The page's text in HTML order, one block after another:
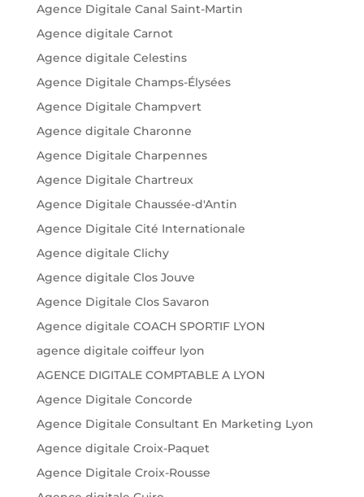
Agence Digitale Canal Saint-Martin
Agence digitale Carnot
Agence digitale Celestins
Agence Digitale Champs-Élysées
Agence Digitale Champvert
Agence digitale Charonne
Agence Digitale Charpennes
Agence Digitale Chartreux
Agence Digitale Chaussée-d'Antin
Agence Digitale Cité Internationale
Agence digitale Clichy
Agence digitale Clos Jouve
Agence Digitale Clos Savaron
Agence digitale COACH SPORTIF LYON
agence digitale coiffeur lyon
AGENCE DIGITALE COMPTABLE A LYON
Agence Digitale Concorde
Agence Digitale Consultant En Marketing Lyon
Agence digitale Croix-Paquet
Agence Digitale Croix-Rousse